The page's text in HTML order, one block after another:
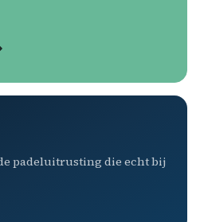
padeluitrusting die echt bij